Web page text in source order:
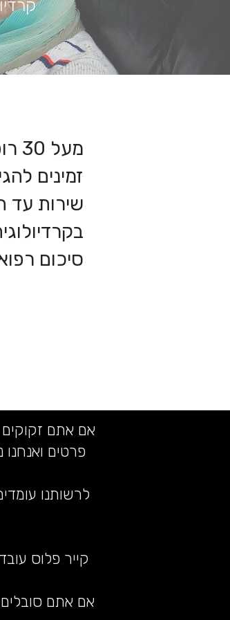
זמינים להגיע
שירות עד
סיכום
אם אתם זקוקים
פרטים
לרשותנו
קייר פלוס
אם אתם